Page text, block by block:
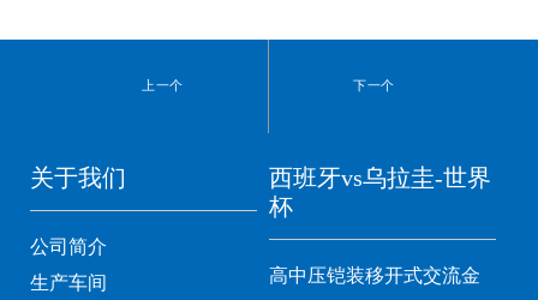
上一个 下一个
关于我们
公司简介
生产车间
西班牙vs乌拉圭-世界
杯
高中压铠装移开式交流金